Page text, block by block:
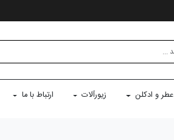
عطر و ادکلن زیورآلات ارتباط با ما